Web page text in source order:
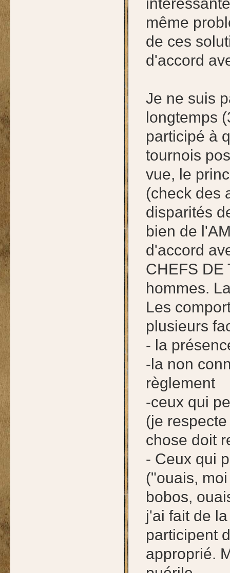
même
de ces
d'accord
Je ne suis
longtemps
participé à
tournois
vue, le
(check des
disparités
bien de
d'accord
CHEFS DE
hommes.
Les
plusieurs
- la
-la non
règlement
-ceux qui
(je
chose doit
- Ceux qui
("ouais,
bobos,
j'ai fait de
participent
approprié.